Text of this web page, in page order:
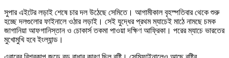
সুপার এইটের লড়াই শেষে চার দল উঠেছে সেমিতে। আগামীকাল বৃহস্পতিবার থেকে শুরু
হচ্ছে দলগুলোর ফাইনালে ওঠার লড়াই। সেই যুদ্ধের প্রথম ম্যাচেই মাঠে নামছে চমক
জাগানিয়া আফগানিস্তান ও চোকার্স তকমা পাওয়া দক্ষিণ আফ্রিকা। পরের ম্যাচে ভারতের
মুখোমুখি হবে ইংল্যান্ড।